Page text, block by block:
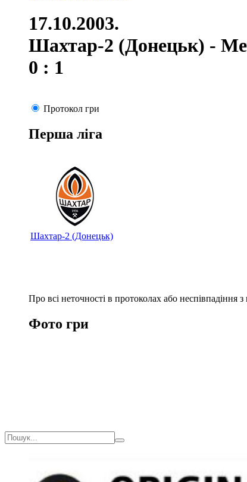
17.10.2003.
Шахтар-2 (Донецьк) -
0 : 1
Протокол гри
Перша ліга
Шахтар-2 (Донецьк)
Про всі неточності в протоколах або
Фото гри